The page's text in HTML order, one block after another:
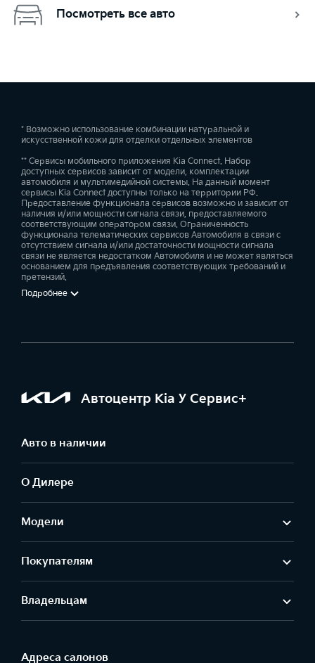
Посмотреть все авто
* Возможно использование комбинации натуральной и
искусственной кожи для отделки отдельных элементов
** Сервисы мобильного приложения Kia Connect. Набор
доступных сервисов зависит от модели, комплектации
автомобиля и мультимедийной системы. На данный момент
сервисы Kia Connect доступны только на территории РФ.
Предоставление функционала сервисов возможно и зависит от
наличия и/или мощности сигнала связи, предоставляемого
соответствующим оператором связи. Ограниченность
функционала телематических сервисов Автомобиля в связи с
отсутствием сигнала и/или достаточности мощности сигнала
связи не является недостатком Автомобиля и не может являться
основанием для предъявления соответствующих требований и
претензий.
Подробнее
Автоцентр Kia У Сервис+
Авто в наличии
О Дилере
Модели
Покупателям
Владельцам
Адреса салонов